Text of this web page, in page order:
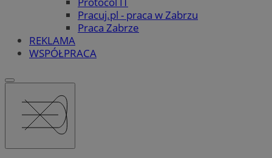
Pracuj.pl - praca w Zabrzu
Praca Zabrze
REKLAMA
WSPÓŁPRACA